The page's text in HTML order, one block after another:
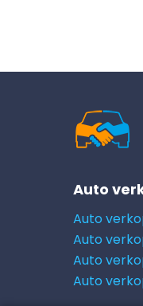
Auto
Auto
Auto
Auto
Auto